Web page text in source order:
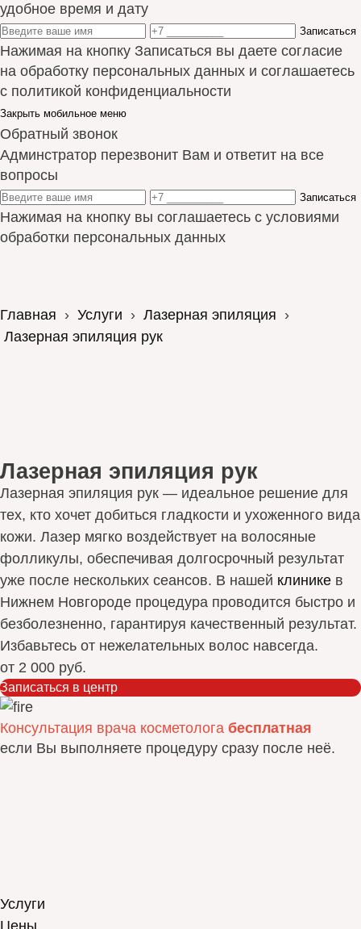
удобное время и дату
Записаться
Нажимая на кнопку Записаться вы даете согласие
на обработку персональных данных и соглашаетесь
с политикой конфиденциальности
Закрыть мобильное меню
Обратный звонок
Админстратор перезвонит Вам и ответит на все
вопросы
Записаться
Нажимая на кнопку вы соглашаетесь с условиями
обработки персональных данных
Главная › Услуги › Лазерная эпиляция ›
Лазерная эпиляция рук
Лазерная эпиляция рук
Лазерная эпиляция рук — идеальное решение для
тех, кто хочет добиться гладкости и ухоженного вида
кожи. Лазер мягко воздействует на волосяные
фолликулы, обеспечивая долгосрочный результат
уже после нескольких сеансов. В нашей клинике в
Нижнем Новгороде процедура проводится быстро и
безболезненно, гарантируя качественный результат.
Избавьтесь от нежелательных волос навсегда.
от 2 000 руб.
Записаться в центр
Консультация врача косметолога бесплатная
если Вы выполняете процедуру сразу после неё.
Услуги
Цены